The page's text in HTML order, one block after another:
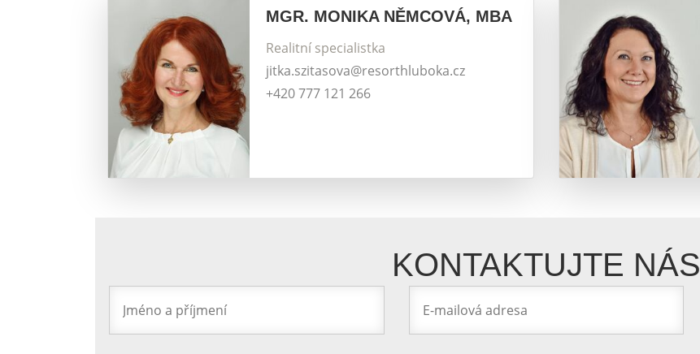
MGR. MONIKA NĚMCOVÁ, MBA
Realitní specialistka
jitka.szitasova@resorthluboka.cz
+420 777 121 266
KONTAKTUJTE NÁS